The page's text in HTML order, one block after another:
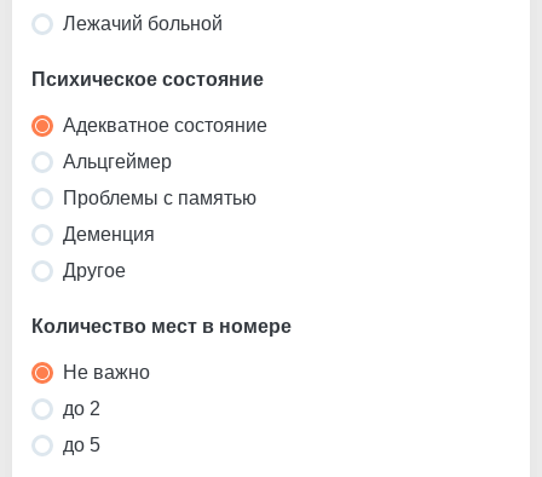
Лежачий больной
Психическое состояние
Адекватное состояние
Альцгеймер
Проблемы с памятью
Деменция
Другое
Количество мест в номере
Не важно
до 2
до 5